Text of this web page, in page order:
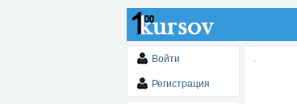
Войти
Регистрация